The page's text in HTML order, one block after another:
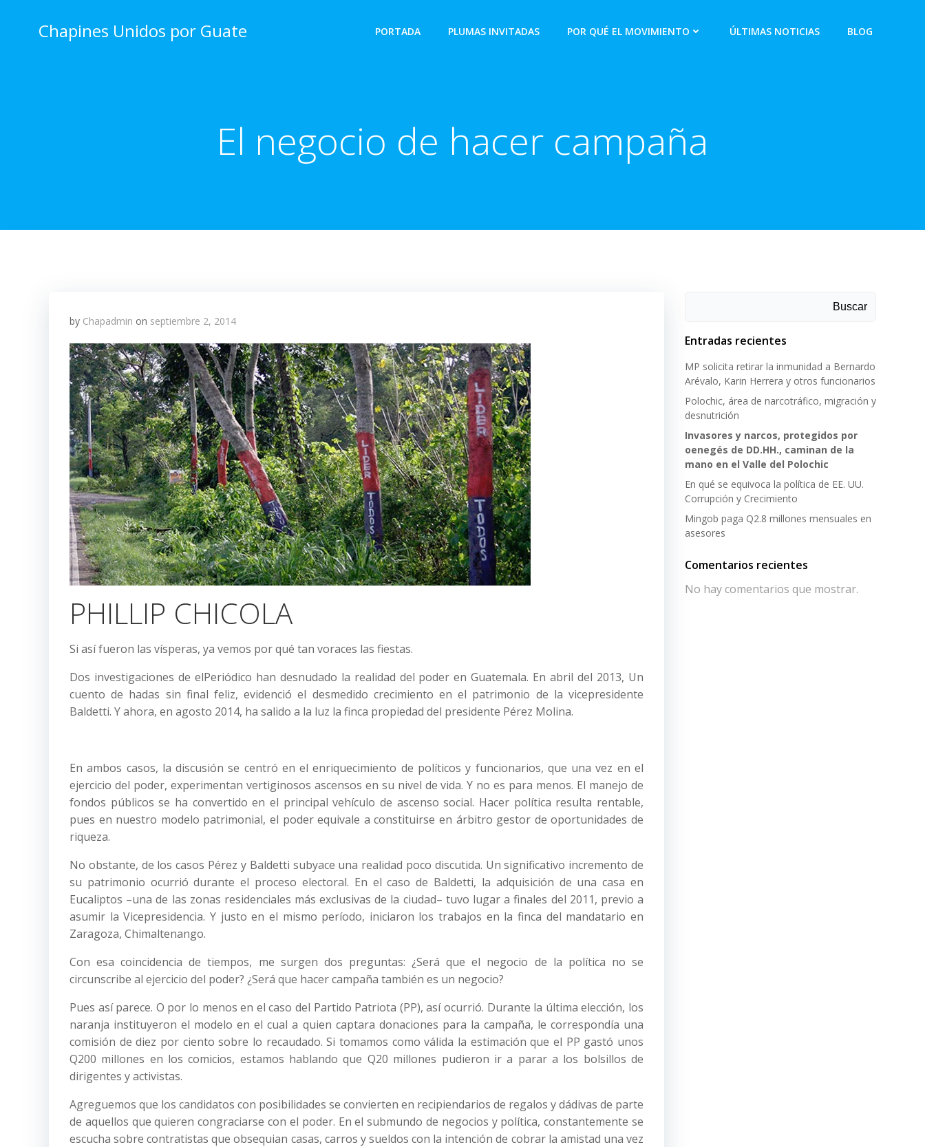
Chapines Unidos por Guate PORTADA PLUMAS INVITADAS POR QUÉ EL MOVIMIENTO ÚLTIMAS NOTICIAS BLOG
El negocio de hacer campaña
by Chapadmin on septiembre 2, 2014
PHILLIP CHICOLA
Si así fueron las vísperas, ya vemos por qué tan voraces las fiestas.
Dos investigaciones de elPeriódico han desnudado la realidad del poder en Guatemala. En abril del 2013, Un
cuento de hadas sin final feliz, evidenció el desmedido crecimiento en el patrimonio de la vicepresidente
Baldetti. Y ahora, en agosto 2014, ha salido a la luz la finca propiedad del presidente Pérez Molina.
En ambos casos, la discusión se centró en el enriquecimiento de políticos y funcionarios, que una vez en el
ejercicio del poder, experimentan vertiginosos ascensos en su nivel de vida. Y no es para menos. El manejo de
fondos públicos se ha convertido en el principal vehículo de ascenso social. Hacer política resulta rentable,
pues en nuestro modelo patrimonial, el poder equivale a constituirse en árbitro gestor de oportunidades de
riqueza.
No obstante, de los casos Pérez y Baldetti subyace una realidad poco discutida. Un significativo incremento de
su patrimonio ocurrió durante el proceso electoral. En el caso de Baldetti, la adquisición de una casa en
Eucaliptos –una de las zonas residenciales más exclusivas de la ciudad– tuvo lugar a finales del 2011, previo a
asumir la Vicepresidencia. Y justo en el mismo período, iniciaron los trabajos en la finca del mandatario en
Zaragoza, Chimaltenango.
Con esa coincidencia de tiempos, me surgen dos preguntas: ¿Será que el negocio de la política no se
circunscribe al ejercicio del poder? ¿Será que hacer campaña también es un negocio?
Pues así parece. O por lo menos en el caso del Partido Patriota (PP), así ocurrió. Durante la última elección, los
naranja instituyeron el modelo en el cual a quien captara donaciones para la campaña, le correspondía una
comisión de diez por ciento sobre lo recaudado. Si tomamos como válida la estimación que el PP gastó unos
Q200 millones en los comicios, estamos hablando que Q20 millones pudieron ir a parar a los bolsillos de
dirigentes y activistas.
Agreguemos que los candidatos con posibilidades se convierten en recipiendarios de regalos y dádivas de parte
de aquellos que quieren congraciarse con el poder. En el submundo de negocios y política, constantemente se
escucha sobre contratistas que obsequian casas, carros y sueldos con la intención de cobrar la amistad una vez
Buscar
Entradas recientes
MP solicita retirar la inmunidad a Bernardo
Arévalo, Karin Herrera y otros funcionarios
Polochic, área de narcotráfico, migración y
desnutrición
Invasores y narcos, protegidos por
oenegés de DD.HH., caminan de la
mano en el Valle del Polochic
En qué se equivoca la política de EE. UU.
Corrupción y Crecimiento
Mingob paga Q2.8 millones mensuales en
asesores
Comentarios recientes
No hay comentarios que mostrar.